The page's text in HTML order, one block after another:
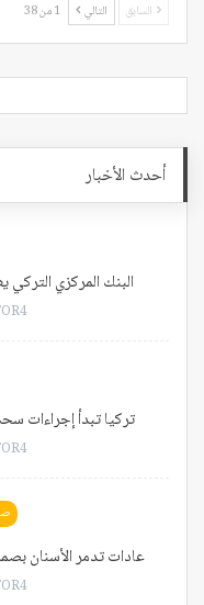
السابق التالي 1 من 38
أحدث الأخبار
البنك المركزي
تركيا تبدأ إجراءات
عادات تدمر الأسنان بصمت.. 12 خطأ يوميًا قد يكلفك